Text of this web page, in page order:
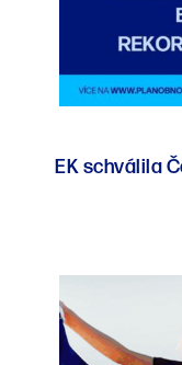
EK schválila